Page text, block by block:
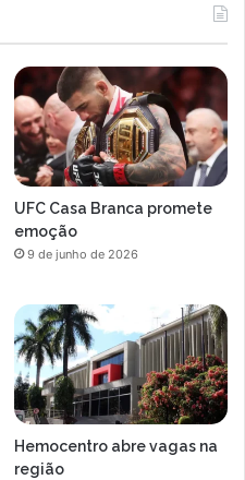
UFC Casa Branca promete
emoção
9 de junho de 2026
Hemocentro abre vagas na
região